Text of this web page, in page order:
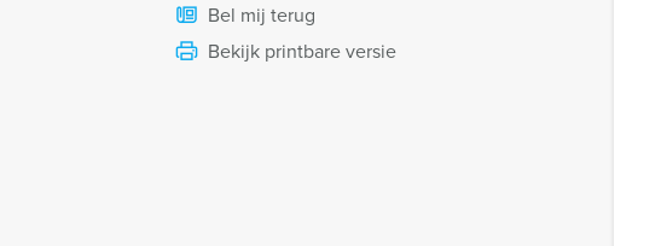
Bel mij terug
Bekijk printbare versie